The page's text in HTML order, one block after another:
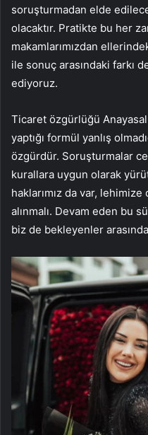
soruşturmadan elde
olacaktır. Pratikte bu her
makamlarımızdan
ile sonuç arasındaki farkı
ediyoruz.
Ticaret özgürlüğü
yaptığı formül yanlış
özgürdür. Soruşturmalar
kurallara uygun olarak
haklarımız da var,
alınmalı. Devam eden bu
biz de bekleyenler